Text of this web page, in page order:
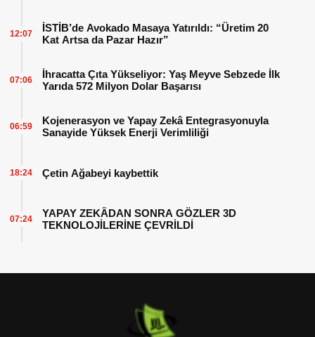
İSTİB’de Avokado Masaya Yatırıldı: “Üretim 20
Kat Artsa da Pazar Hazır”
12:07
İhracatta Çıta Yükseliyor: Yaş Meyve Sebzede İlk
Yarıda 572 Milyon Dolar Başarısı
07:06
Kojenerasyon ve Yapay Zekâ Entegrasyonuyla
Sanayide Yüksek Enerji Verimliliği
06:59
Çetin Ağabeyi kaybettik
18:24
YAPAY ZEKÂDAN SONRA GÖZLER 3D
TEKNOLOJİLERİNE ÇEVRİLDİ
07:24